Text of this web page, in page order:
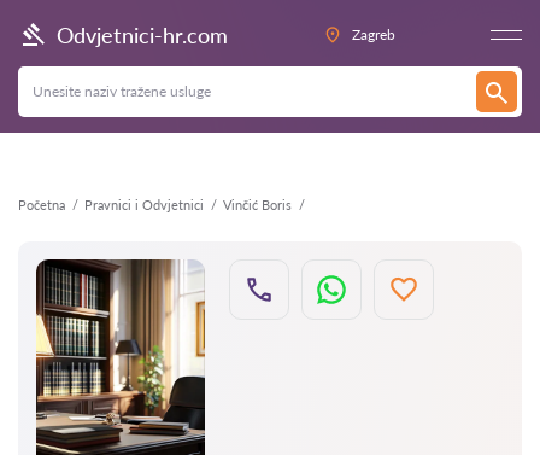
Odvjetnici-hr.com Zagreb
Početna Pravnici i Odvjetnici Vinčić Boris
Natrag